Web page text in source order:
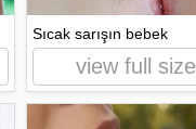
Sıcak sarışın bebek
view full size